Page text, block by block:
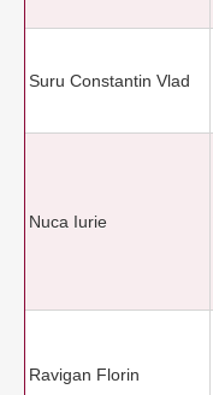
Suru Constantin Vlad
Nuca Iurie
Ravigan Florin